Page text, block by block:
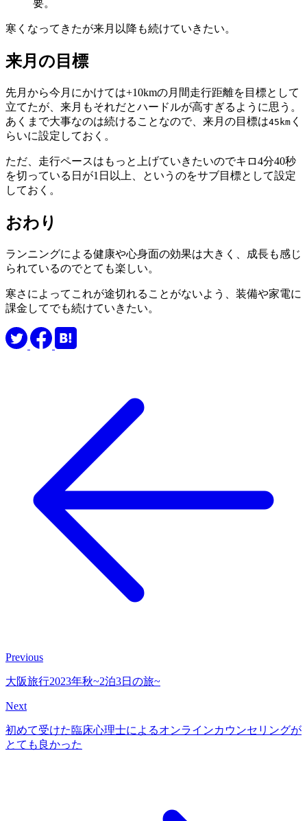
要。
寒くなってきたが来月以降も続けていきたい。
来月の目標
先月から今月にかけては+10kmの月間走行距離を目標として
立てたが、来月もそれだとハードルが高すぎるように思う。
あくまで大事なのは続けることなので、来月の目標は45km く
らいに設定しておく。
ただ、走行ペースはもっと上げていきたいのでキロ4分40秒
を切っている日が1日以上、というのをサブ目標として設定
しておく。
おわり
ランニングによる健康や心身面の効果は大きく、成長も感じ
られているのでとても楽しい。
寒さによってこれが途切れることがないよう、装備や家電に
課金してでも続けていきたい。
Previous
大阪旅行2023年秋~2泊3日の旅~
Next
初めて受けた臨床心理士によるオンラインカウンセリングが
とても良かった